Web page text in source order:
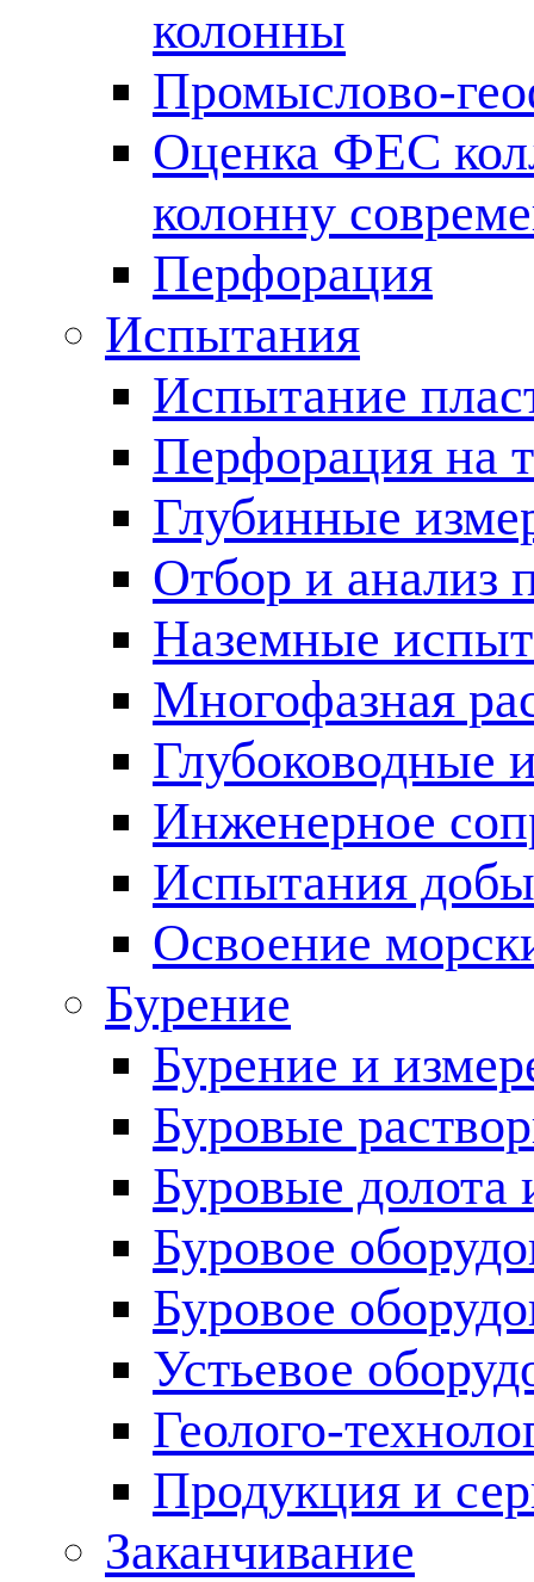
колонны
Промыслово-
Оценка ФЕС
колонну
Перфорация
Испытания
Испытание
Перфорация на
Глубинные
Отбор и анализ
Наземные
Многофазная
Глубоководные
Инженерное
Испытания
Освоение
Бурение
Бурение и
Буровые
Буровые долота
Буровое
Буровое
Устьевое
Геолого-
Продукция и
Заканчивание